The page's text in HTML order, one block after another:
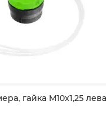
гайка М10х1,25